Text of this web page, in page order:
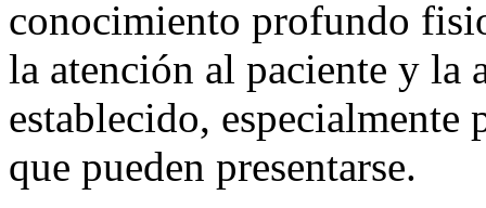
conocimiento profundo
la atención al paciente y la
establecido,
que pueden presentarse.